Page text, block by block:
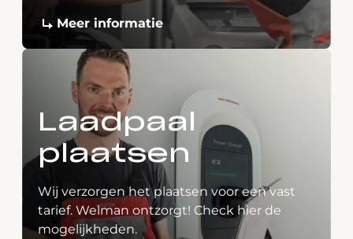
Meer informatie
Laadpaal
plaatsen
Wij verzorgen het plaatsen voor een vast
tarief. Welman ontzorgt! Check hier de
mogelijkheden.